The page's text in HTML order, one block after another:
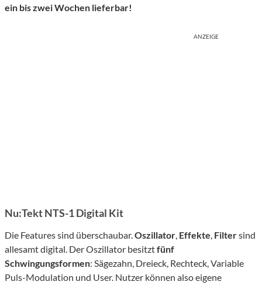
ein bis zwei Wochen lieferbar!
ANZEIGE
Nu:Tekt NTS-1 Digital Kit
Die Features sind überschaubar.Oszillator, Effekte, Filtersind
allesamt digital. Der Oszillator besitztfünf
Schwingungsformen: Sägezahn, Dreieck, Rechteck, Variable
Puls-Modulation und User. Nutzer können also eigene